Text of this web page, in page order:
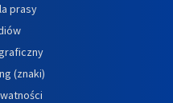
prasy
(znaki)